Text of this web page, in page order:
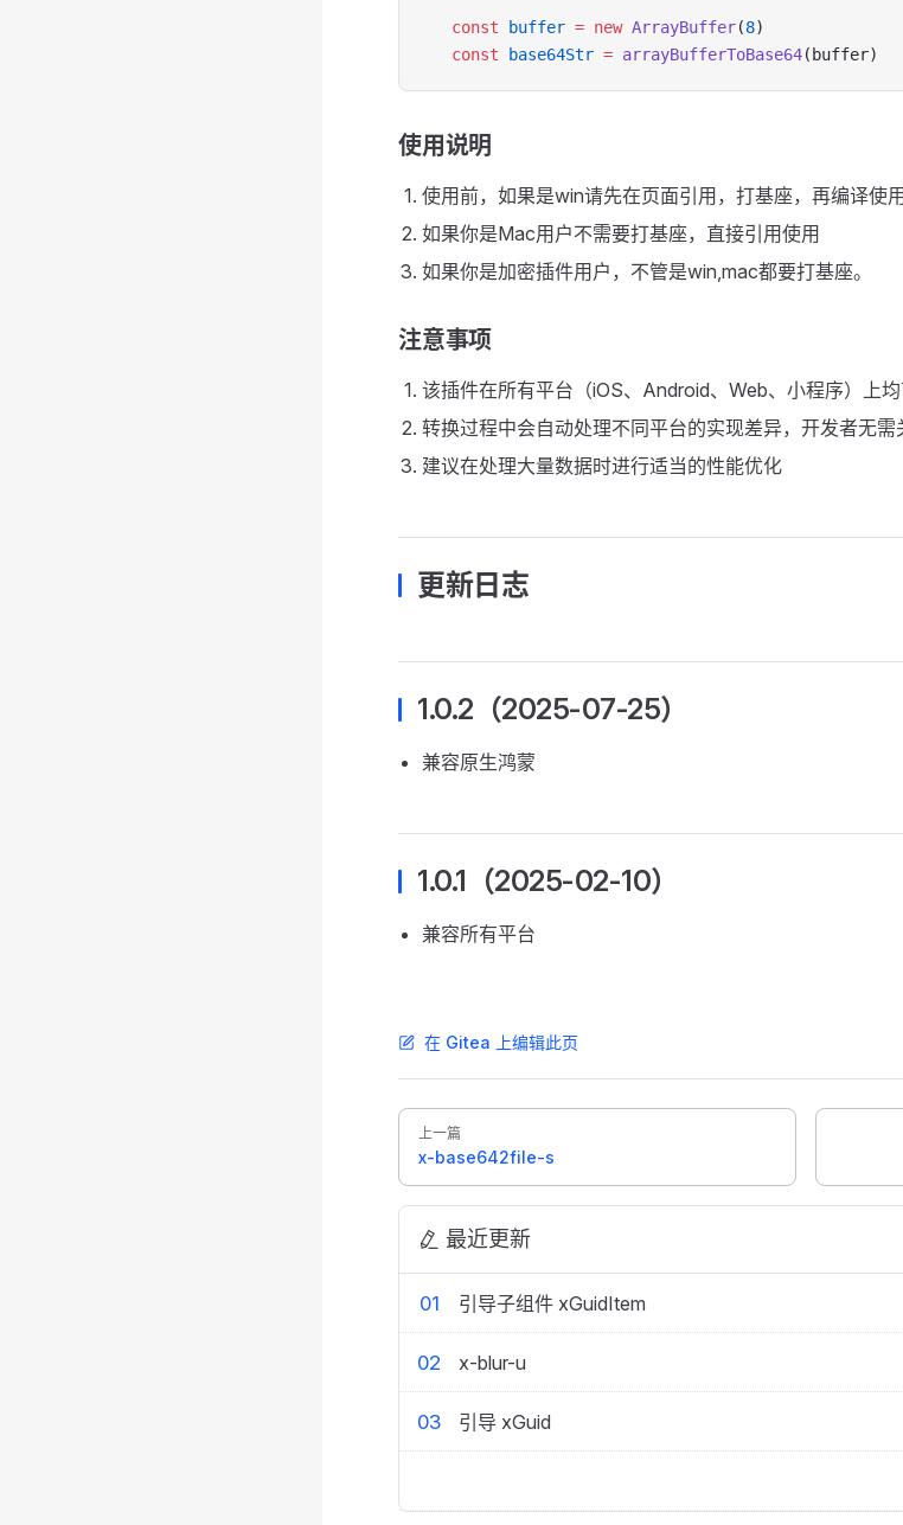
const buffer = new ArrayBuffer(8)
const base64Str = arrayBufferToBase64(buffer)
使用说明
使用前，如果是win请先在页面引用，打基座，再编译使用
如果你是Mac用户不需要打基座，直接引用使用
如果你是加密插件用户，不管是win,mac都要打基座。
注意事项
该插件在所有平台（iOS、Android、Web、小程序）上均
转换过程中会自动处理不同平台的实现差异，开发者无需
建议在处理大量数据时进行适当的性能优化
更新日志
1.0.2（2025-07-25）
兼容原生鸿蒙
1.0.1（2025-02-10）
兼容所有平台
在 Gitea 上编辑此页
Pager
上一篇
x-base642file-s
最近更新
01 引导子组件 xGuidItem
02 x-blur-u
03 引导 xGuid